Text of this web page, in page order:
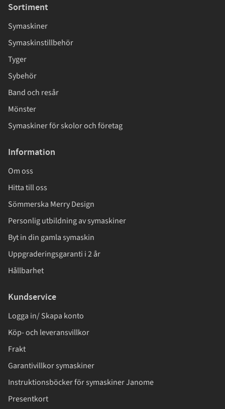
Sortiment
Symaskiner
Symaskinstillbehör
Tyger
Sybehör
Band och resår
Mönster
Symaskiner för skolor och företag
Information
Om oss
Hitta till oss
Sömmerska Merry Design
Personlig utbildning av symaskiner
Byt in din gamla symaskin
Uppgraderingsgaranti i 2 år
Hållbarhet
Kundservice
Logga in/ Skapa konto
Köp- och leveransvillkor
Frakt
Garantivillkor symaskiner
Instruktionsböcker för symaskiner Janome
Presentkort